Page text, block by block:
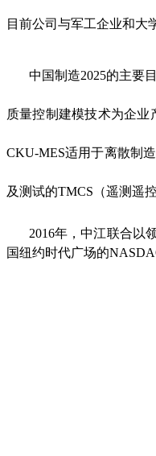
目前公司与军工企业和大
中国制造2025的主要
质量控制建模技术为企业
CKU-MES适用于离散制
及测试的TMCS（遥测遥
2016年，中江联合以
国纽约时代广场的